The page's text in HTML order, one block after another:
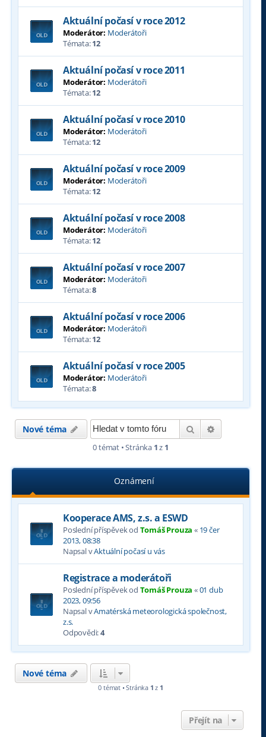
Aktuální počasí v roce 2012
Moderátor: Moderátoři
Témata:12
Aktuální počasí v roce 2011
Moderátor: Moderátoři
Témata:12
Aktuální počasí v roce 2010
Moderátor: Moderátoři
Témata:12
Aktuální počasí v roce 2009
Moderátor: Moderátoři
Témata:12
Aktuální počasí v roce 2008
Moderátor: Moderátoři
Témata:12
Aktuální počasí v roce 2007
Moderátor: Moderátoři
Témata:8
Aktuální počasí v roce 2006
Moderátor: Moderátoři
Témata:12
Aktuální počasí v roce 2005
Moderátor: Moderátoři
Témata:8
Nové téma Hledat
0 témat • Stránka 1z 1
Oznámení
Kooperace AMS, z.s. a ESWD
Poslední příspěvek od Tomáš Prouza « 19 čer
2013, 08:38
Napsal vAktuální počasí u vás
Registrace a moderátoři
Poslední příspěvek od Tomáš Prouza «01 dub
2023, 09:56
Napsal vAmatérská meteorologická společnost,
z.s.
Odpovědi:4
Nové téma
0 témat • Stránka 1 z 1
Přejít na